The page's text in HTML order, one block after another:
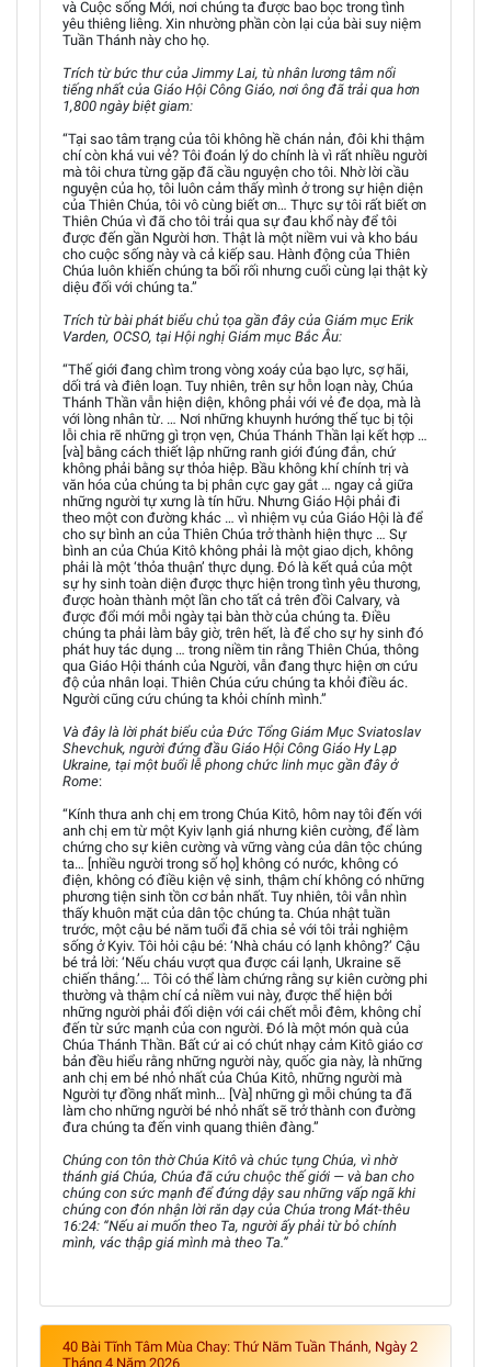
và Cuộc sống Mới, nơi chúng ta được bao bọc trong tình
yêu thiêng liêng. Xin nhường phần còn lại của bài suy niệm
Tuần Thánh này cho họ.
Trích từ bức thư của Jimmy Lai, tù nhân lương tâm nổi
tiếng nhất của Giáo Hội Công Giáo, nơi ông đã trải qua hơn
1,800 ngày biệt giam:
“Tại sao tâm trạng của tôi không hề chán nản, đôi khi thậm
chí còn khá vui vẻ? Tôi đoán lý do chính là vì rất nhiều người
mà tôi chưa từng gặp đã cầu nguyện cho tôi. Nhờ lời cầu
nguyện của họ, tôi luôn cảm thấy mình ở trong sự hiện diện
của Thiên Chúa, tôi vô cùng biết ơn… Thực sự tôi rất biết ơn
Thiên Chúa vì đã cho tôi trải qua sự đau khổ này để tôi
được đến gần Người hơn. Thật là một niềm vui và kho báu
cho cuộc sống này và cả kiếp sau. Hành động của Thiên
Chúa luôn khiến chúng ta bối rối nhưng cuối cùng lại thật kỳ
diệu đối với chúng ta.”
Trích từ bài phát biểu chủ tọa gần đây của Giám mục Erik
Varden, OCSO, tại Hội nghị Giám mục Bắc Âu:
“Thế giới đang chìm trong vòng xoáy của bạo lực, sợ hãi,
dối trá và điên loạn. Tuy nhiên, trên sự hỗn loạn này, Chúa
Thánh Thần vẫn hiện diện, không phải với vẻ đe dọa, mà là
với lòng nhân từ. … Nơi những khuynh hướng thế tục bị tội
lỗi chia rẽ những gì trọn vẹn, Chúa Thánh Thần lại kết hợp …
[và] bằng cách thiết lập những ranh giới đúng đắn, chứ
không phải bằng sự thỏa hiệp. Bầu không khí chính trị và
văn hóa của chúng ta bị phân cực gay gắt … ngay cả giữa
những người tự xưng là tín hữu. Nhưng Giáo Hội phải đi
theo một con đường khác … vì nhiệm vụ của Giáo Hội là để
cho sự bình an của Thiên Chúa trở thành hiện thực … Sự
bình an của Chúa Kitô không phải là một giao dịch, không
phải là một ‘thỏa thuận’ thực dụng. Đó là kết quả của một
sự hy sinh toàn diện được thực hiện trong tình yêu thương,
được hoàn thành một lần cho tất cả trên đồi Calvary, và
được đổi mới mỗi ngày tại bàn thờ của chúng ta. Điều
chúng ta phải làm bây giờ, trên hết, là để cho sự hy sinh đó
phát huy tác dụng … trong niềm tin rằng Thiên Chúa, thông
qua Giáo Hội thánh của Người, vẫn đang thực hiện ơn cứu
độ của nhân loại. Thiên Chúa cứu chúng ta khỏi điều ác.
Người cũng cứu chúng ta khỏi chính mình.”
Và đây là lời phát biểu của Đức Tổng Giám Mục Sviatoslav
Shevchuk, người đứng đầu Giáo Hội Công Giáo Hy Lạp
Ukraine, tại một buổi lễ phong chức linh mục gần đây ở
Rome:
“Kính thưa anh chị em trong Chúa Kitô, hôm nay tôi đến với
anh chị em từ một Kyiv lạnh giá nhưng kiên cường, để làm
chứng cho sự kiên cường và vững vàng của dân tộc chúng
ta… [nhiều người trong số họ] không có nước, không có
điện, không có điều kiện vệ sinh, thậm chí không có những
phương tiện sinh tồn cơ bản nhất. Tuy nhiên, tôi vẫn nhìn
thấy khuôn mặt của dân tộc chúng ta. Chúa nhật tuần
trước, một cậu bé năm tuổi đã chia sẻ với tôi trải nghiệm
sống ở Kyiv. Tôi hỏi cậu bé: ‘Nhà cháu có lạnh không?’ Cậu
bé trả lời: ‘Nếu cháu vượt qua được cái lạnh, Ukraine sẽ
chiến thắng.’… Tôi có thể làm chứng rằng sự kiên cường phi
thường và thậm chí cả niềm vui này, được thể hiện bởi
những người phải đối diện với cái chết mỗi đêm, không chỉ
đến từ sức mạnh của con người. Đó là một món quà của
Chúa Thánh Thần. Bất cứ ai có chút nhạy cảm Kitô giáo cơ
bản đều hiểu rằng những người này, quốc gia này, là những
anh chị em bé nhỏ nhất của Chúa Kitô, những người mà
Người tự đồng nhất mình… [Và] những gì mỗi chúng ta đã
làm cho những người bé nhỏ nhất sẽ trở thành con đường
đưa chúng ta đến vinh quang thiên đàng.”
Chúng con tôn thờ Chúa Kitô và chúc tụng Chúa, vì nhờ
thánh giá Chúa, Chúa đã cứu chuộc thế giới — và ban cho
chúng con sức mạnh để đứng dậy sau những vấp ngã khi
chúng con đón nhận lời răn dạy của Chúa trong Mát-thêu
16:24: “Nếu ai muốn theo Ta, người ấy phải từ bỏ chính
mình, vác thập giá mình mà theo Ta.”
40 Bài Tĩnh Tâm Mùa Chay: Thứ Năm Tuần Thánh, Ngày 2
Tháng 4 Năm 2026